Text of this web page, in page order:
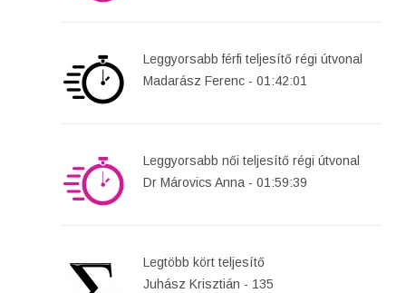
Leggyorsabb férfi teljesítő régi útvonal
Madarász Ferenc - 01:42:01
Leggyorsabb női teljesítő régi útvonal
Dr Márovics Anna - 01:59:39
Legtöbb kört teljesítő
Juhász Krisztián - 135